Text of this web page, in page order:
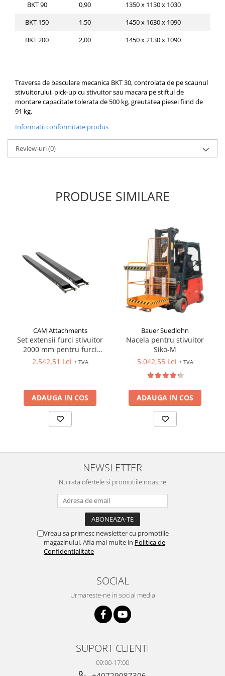
BKT 90 0,90 1350 x 1130 x 1030
BKT 150
1,50 1450 x 1630 x 1090
BKT 200
2,00 1450 x 2130 x 1090
Traversa de basculare mecanica BKT 30, controlata de pe scaunul
stivuitorului, pick-up cu stivuitor sau macara pe stiftul de
montarecapacitate tolerata de 500 kg, greutatea piesei fiind de
91 kg.
Informatii conformitate produs
Review-uri(0)
PRODUSE SIMILARE
CAM Attachments
Set extensii furci stivuitor
2000 mm pentru furci
100x40 mm
2.542,51 Lei + TVA
ADAUGA IN COS
Bauer Suedlohn
Nacela pentru stivuitor
Siko-M
5.042,55 Lei + TVA
ADAUGA IN COS
NEWSLETTER
Nu rata ofertele si promotiile noastre
Vreau sa primesc newsletter cu promotiile
magazinului. Afla mai multe in Politica de
Confidentialitate
SOCIAL
Urmareste-ne in social media
SUPORT CLIENTI
09:00-17:00